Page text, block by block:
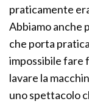
praticamente
Abbiamo anche
che porta
impossibile fare
lavare la
uno spettacolo